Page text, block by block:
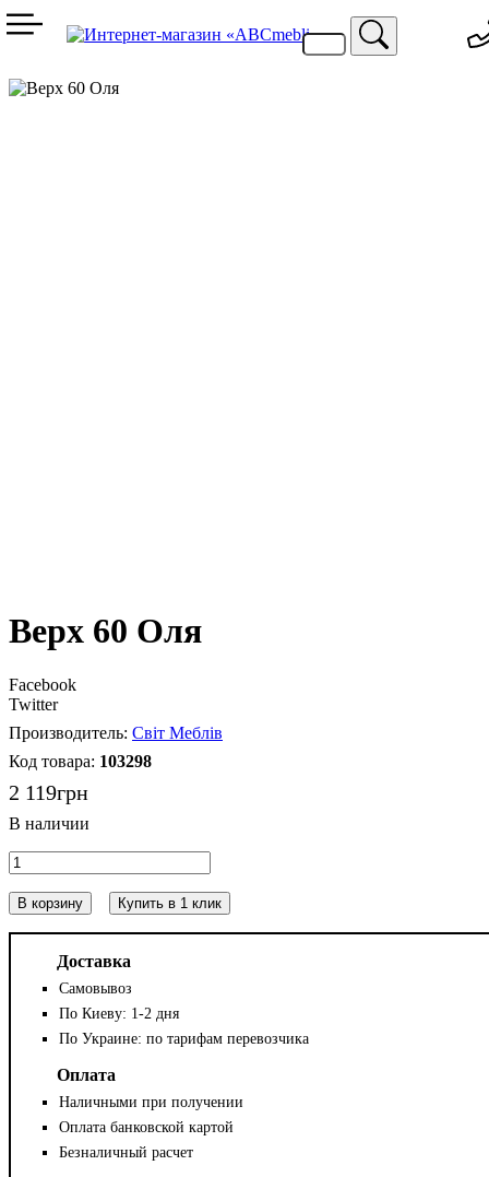
Верх 60 Оля
Facebook
Twitter
Світ Меблів
103298
2 119грн
В корзину Купить в 1 клик
Доставка
Самовывоз
По Киеву: 1-2 дня
По Украине: по тарифам перевозчика
Оплата
Наличными при получении
Оплата банковской картой
Безналичный расчет